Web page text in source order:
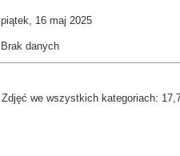
piątek, 16 maj 2025
Brak danych
Zdjęć we wszystkich kategoriach: